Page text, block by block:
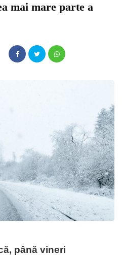
mai mare parte a
până vineri